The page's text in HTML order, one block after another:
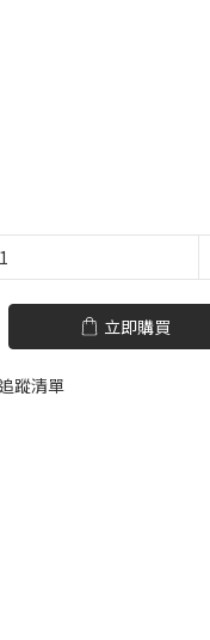
立即購買
蹤清單